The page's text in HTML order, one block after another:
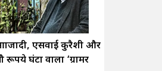
एसवाई कुरैशी और
रूपये घंटा वाला ‘ग्रामर